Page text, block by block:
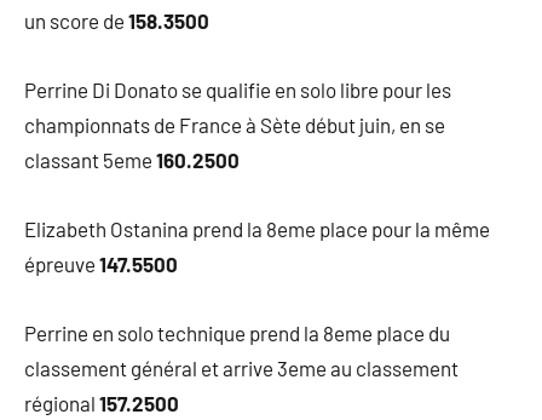
un score de 158.3500
Perrine Di Donato se qualifie en solo libre pour les
championnats de France à Sète début juin, en se
classant 5eme 160.2500
Elizabeth Ostanina prend la 8eme place pour la même
épreuve 147.5500
Perrine en solo technique prend la 8eme place du
classement général et arrive 3eme au classement
régional 157.2500